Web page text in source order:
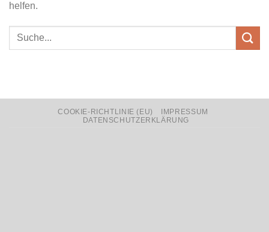
helfen.
COOKIE-RICHTLINIE (EU)
IMPRESSUM
DATENSCHUTZERKLÄRUNG